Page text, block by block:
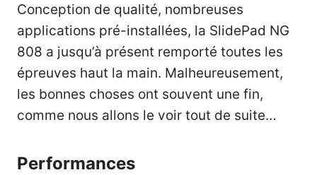
Conception de qualité, nombreuses
applications pré-installées, la SlidePad NG
808 a jusqu’à présent remporté toutes les
épreuves haut la main. Malheureusement,
les bonnes choses ont souvent une fin,
comme nous allons le voir tout de suite…
Performances